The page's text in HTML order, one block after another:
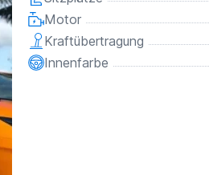
Motor
Kraftübertragung
Innenfarbe